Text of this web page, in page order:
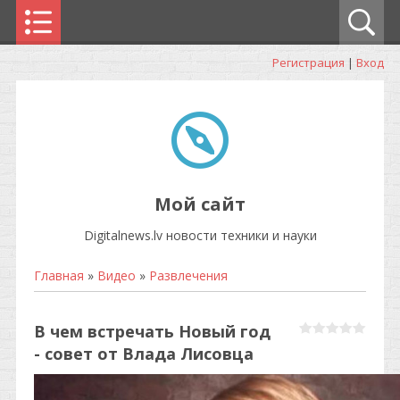
Регистрация | Вход
Мой сайт
Digitalnews.lv новости техники и науки
Главная » Видео » Развлечения
В чем встречать Новый год
- совет от Влада Лисовца